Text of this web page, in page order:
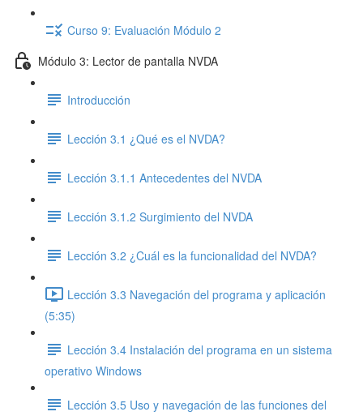
Curso 9: Evaluación Módulo 2
Módulo 3: Lector de pantalla NVDA
Introducción
Lección 3.1 ¿Qué es el NVDA?
Lección 3.1.1 Antecedentes del NVDA
Lección 3.1.2 Surgimiento del NVDA
Lección 3.2 ¿Cuál es la funcionalidad del NVDA?
Lección 3.3 Navegación del programa y aplicación
(5:35)
Lección 3.4 Instalación del programa en un sistema
operativo Windows
Lección 3.5 Uso y navegación de las funciones del